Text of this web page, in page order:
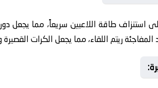
استنزاف طاقة اللاعبين سريعاً، مما
ريتم اللقاء، مما يجعل الكرات